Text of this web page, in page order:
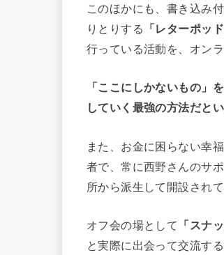
このほかにも、書き込み
りとりする
「レターポッ
行っている活動を、オン
「ここにしかないもの」
していく最強の方法だとい
また、お金に困らない幸
者で、常に西野さんのサ
所から派生して開設されて
オフ会の場として 「スナ
と実際に出会って交流す